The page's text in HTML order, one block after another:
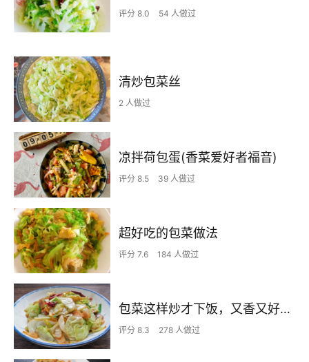
评分 8.0 54 人做过
清炒包菜丝
2 人做过
凉拌荷包蛋(香菜爱好者福音)
评分 8.5 39 人做过
超好吃的包菜做法
评分 7.6 184 人做过
包菜这样炒才下饭，又香又好吃，次次做都光盘
评分 8.3 278 人做过